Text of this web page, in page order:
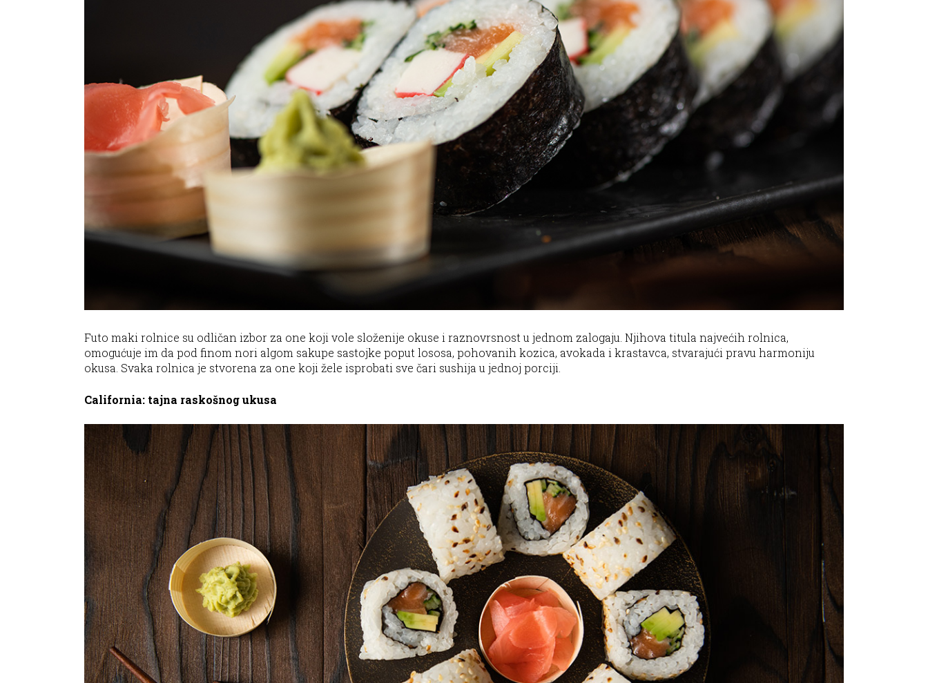
Futo maki rolnice su odličan izbor za one koji vole složenije okuse i raznovrsnost u jednom zalogaju. Njihova titula najvećih rolnica,
omogućuje im da pod finom nori algom sakupe sastojke poput lososa, pohovanih kozica, avokada i krastavca, stvarajući pravu harmoniju
okusa. Svaka rolnica je stvorena za one koji žele isprobati sve čari sushija u jednoj porciji.
California: tajna raskošnog ukusa